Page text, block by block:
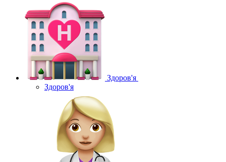
Здоров'я
Здоров'я